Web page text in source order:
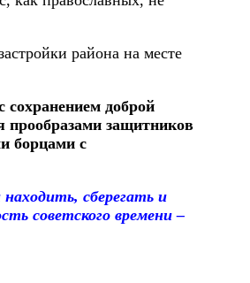
района на месте
доброй
прообразами защитников
борцами с
сберегать и
советского времени –